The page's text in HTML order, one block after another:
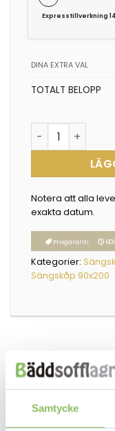
Samtycke
Expresstillverkning
DINA EXTRA VAL
TOTALT BELOPP
Everynight
Notera att alla
exakta datum.
Prisgaranti
Kategorier:
Sängskåp 90x200
Beskrivning